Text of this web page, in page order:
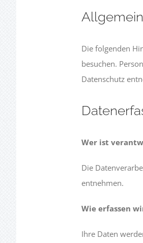
Die folgenden
besuchen.
Datenschutz
Wer ist
Die
entnehmen.
Wie erfassen
Ihre Daten